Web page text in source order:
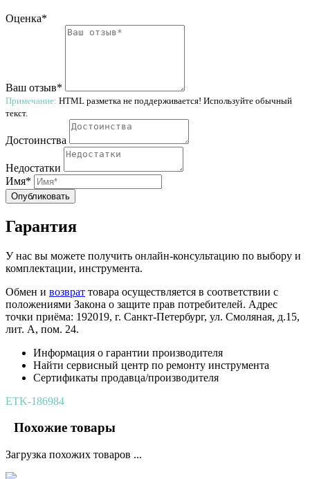
Оценка*
Ваш отзыв*
Примечание: HTML разметка не поддерживается! Используйте обычный
текст.
Достоинства
Недостатки
Имя*
Опубликовать
Гарантия
У нас вы можете получить онлайн-консультацию по выбору и
комплектации, инструмента.
Обмен и возврат товара осуществляется в соответствии с
положениями Закона о защите прав потребителей. Адрес
точки приёма: 192019, г. Санкт-Петербург, ул. Смоляная, д.15,
лит. А, пом. 24.
Информация о гарантии производителя
Найти сервисный центр по ремонту инструмента
Сертификаты продавца/производителя
ETK-186984
Похожие товары
Загрузка похожих товаров ...